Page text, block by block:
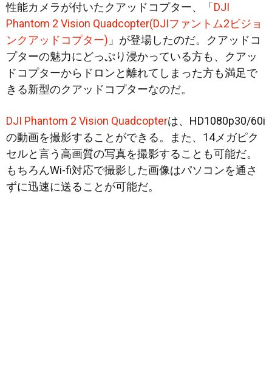
性能カメラが付いたクアッドコプター、「 DJI
Phantom 2 Vision Quadcopter(DJIファントム2ビジョ
ンクアッドコプター) 」が登場したのだ。クアッドコ
プターの魅力にどっぷり浸かっている方も 、クアッ
ドコプターからドロンと離れてしまった方も満足で
きる新型のクアッドコプターなのだ。
DJI Phantom 2 Vision Quadcopterは、HD1080p30/60i
の動画を撮影することができる。また、14メガピク
セルと言う高画質の写真を撮影することも可能だ。
もちろんWi-fi対応で撮影した画像はパソコンを通さ
ずに迅速に送ることが可能だ。